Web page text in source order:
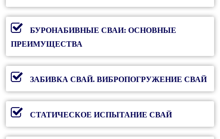
БУРОНАБИВНЫЕ СВАИ: ОСНОВНЫЕ
ПРЕИМУЩЕСТВА
ЗАБИВКА СВАЙ. ВИБРОПОГРУЖЕНИЕ СВАЙ
СТАТИЧЕСКОЕ ИСПЫТАНИЕ СВАЙ